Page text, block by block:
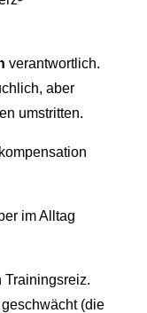
verantwortlich.
aber
umstritten.
im Alltag
Trainingsreiz.
(die